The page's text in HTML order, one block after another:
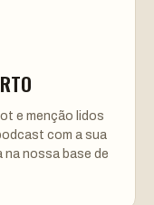
e menção lidos
com a sua
na nossa base de